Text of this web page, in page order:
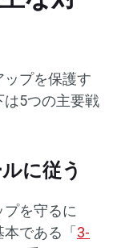
プを保護す
は5つの主要戦
に従う
を守るに
である「 3-